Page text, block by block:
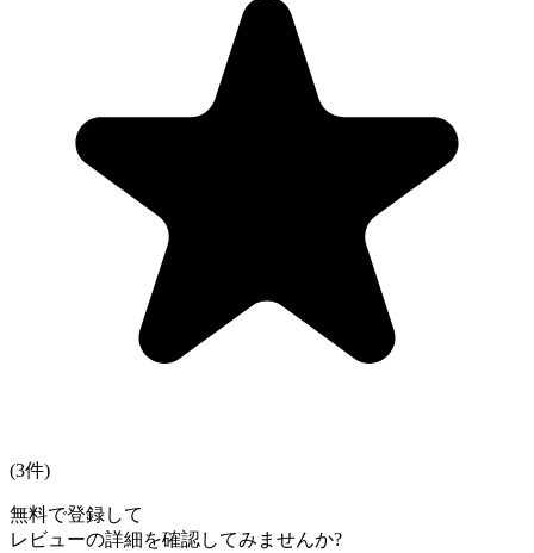
(3件)
無料で登録して
レビューの詳細を確認してみませんか?